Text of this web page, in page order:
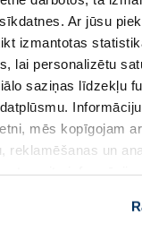
Ar jūsu
izmantotas
lai personalizētu
saziņas līdzekļu
mēs kopīgojam
reklamēšanas un
piekrītat šo papildu
kategorijā